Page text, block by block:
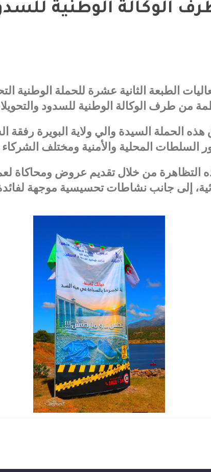
الوكالة الوطنية
الطبعة الثانية عشرة للحملة
من طرف الوكالة الوطنية للسدود
الحملة السيدة والي ولاية البويرة رفقة
السلطات المحلية والأمنية ومختلف
من خلال تقديم عروض ومحاكاة
إلى جانب نشاطات تحسيسية موجهة